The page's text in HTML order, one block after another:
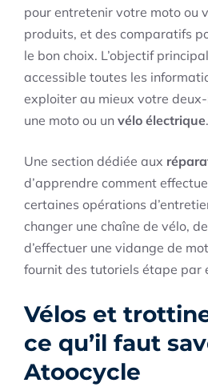
pour entretenir votre moto ou
produits, et des comparatifs
le bon choix. L’objectif
accessible toutes les
exploiter au mieux votre
une moto ou un vélo électrique.
Une section dédiée aux
d’apprendre comment
certaines opérations
changer une chaîne de vélo,
d’effectuer une vidange de
fournit des tutoriels étape par
Vélos et
ce qu’il faut
Atoocycle